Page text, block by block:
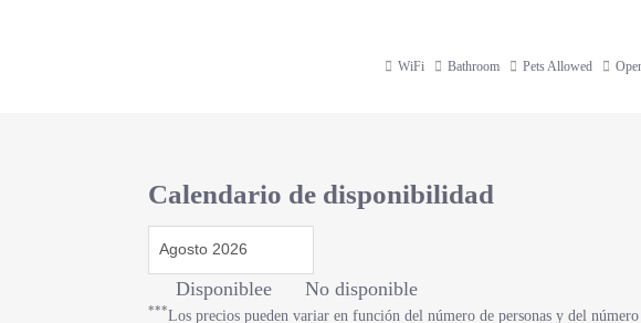
WiFi Bathroom Pets Allowed
Calendario de disponibilidad
Disponiblee No disponible
***Los precios pueden variar en función del número de personas y del número